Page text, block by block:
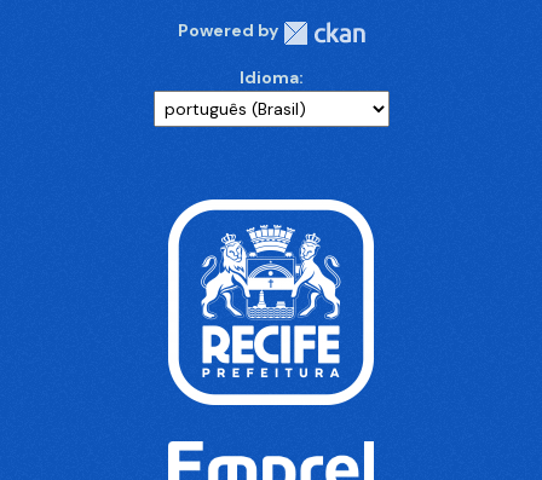
Powered by
Idioma